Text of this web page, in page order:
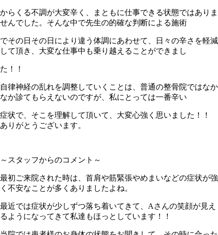
からくる不調が大変辛く、まともに仕事できる状態ではありま
せんでした。そんな中で先生の的確な判断による施術
でその日その日により違う体調にあわせて、日々の辛さを軽減
して頂き、大変な仕事中も乗り越えることができまし
た！！
自律神経の乱れを調整していくことは、普通の整骨院ではなか
なか診てもらえないのですが、私にとっては一番辛い
症状で、そこを理解して頂いて、大変心強く思いました！！
ありがとうございます。
～スタッフからのコメント～
最初ご来院された時は、首肩や筋緊張やめまいなどの症状が強
く不安なことが多くありましたよね。
最近では症状が少しずつ落ち着いてきて、Aさんの笑顔が見え
るようになってきて私達もほっとしています！！